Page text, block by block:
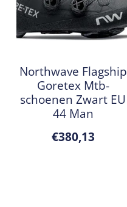
Northwave Flagship
Goretex Mtb-
schoenen Zwart EU
44 Man
€380,13